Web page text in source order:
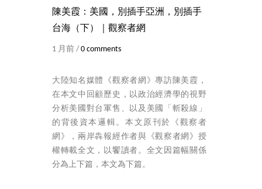
陳美霞：美國，別插手亞洲，別插手
台海（下）｜觀察者網
1 月前 /0 comments
大陸知名媒體《觀察者網》專訪陳美霞，
在本文中回顧歷史，以政治經濟學的視野
分析美國對台軍售、以及美國「斬殺線」
的背後資本邏輯。本文原刊於《觀察者
網》，兩岸犇報經作者與《觀察者網》授
權轉載全文，以饗讀者。全文因篇幅關係
分為上下篇，本文為下篇。